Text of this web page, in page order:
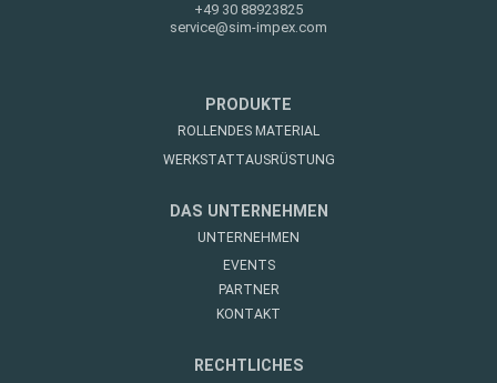
+49 30 88923825
service@sim-impex.com
PRODUKTE
ROLLENDES MATERIAL
WERKSTATTAUSRÜSTUNG
DAS UNTERNEHMEN
UNTERNEHMEN
EVENTS
PARTNER
KONTAKT
RECHTLICHES